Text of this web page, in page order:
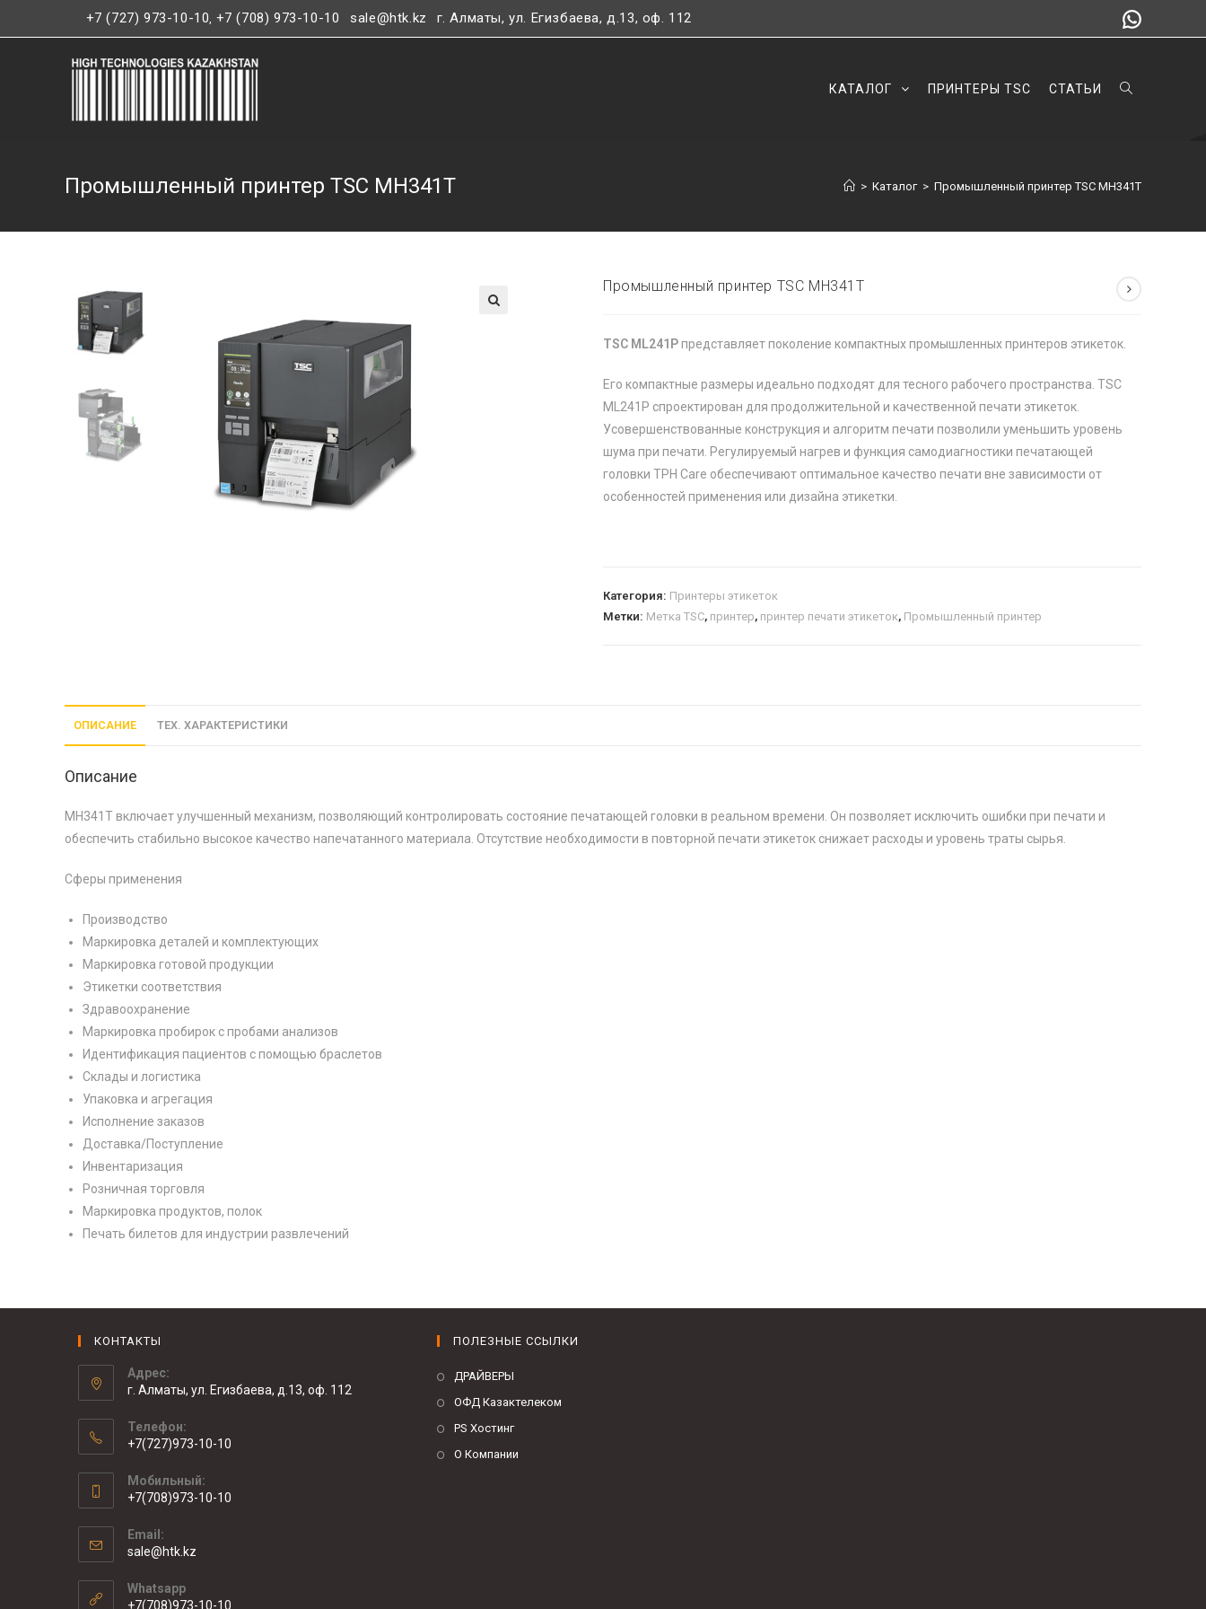
+7 (727) 973-10-10, +7 (708) 973-10-10 sale@htk.kz г. Алматы, ул. Егизбаева, д.13, оф. 112
КАТАЛОГ ПРИНТЕРЫ TSC СТАТЬИ
Промышленный принтер TSC MH341T > Каталог > Промышленный принтер TSC MH341T
Промышленный принтер TSC MH341T
TSC ML241Pпредставляет поколение компактных промышленных принтеров этикеток.
Его компактные размеры идеально подходят для тесного рабочего пространства. TSC
ML241P спроектирован для продолжительной и качественной печати этикеток.
Усовершенствованные конструкция и алгоритм печати позволили уменьшить уровень
шума при печати. Регулируемый нагрев и функция самодиагностики печатающей
головки TPH Care обеспечивают оптимальное качество печати вне зависимости от
особенностей применения или дизайна этикетки.
Категория: Принтеры этикеток
Метки: Метка TSC, принтер, принтер печати этикеток, Промышленный принтер
ОПИСАНИЕ ТЕХ. ХАРАКТЕРИСТИКИ
Описание
MH341T включает улучшенный механизм, позволяющий контролировать состояние печатающей головки в реальном времени. Он позволяет исключить ошибки при печати и
обеспечить стабильно высокое качество напечатанного материала. Отсутствие необходимости в повторной печати этикеток снижает расходы и уровень траты сырья.
Сферы применения
Производство
Маркировка деталей и комплектующих
Маркировка готовой продукции
Этикетки соответствия
Здравоохранение
Маркировка пробирок с пробами анализов
Идентификация пациентов с помощью браслетов
Склады и логистика
Упаковка и агрегация
Исполнение заказов
Доставка/Поступление
Инвентаризация
Розничная торговля
Маркировка продуктов, полок
Печать билетов для индустрии развлечений
КОНТАКТЫ
Адрес:
г. Алматы, ул. Егизбаева, д.13, оф. 112
Телефон:
+7(727)973-10-10
Мобильный:
+7(708)973-10-10
Email:
sale@htk.kz
Whatsapp
+7(708)973-10-10
ПОЛЕЗНЫЕ ССЫЛКИ
ДРАЙВЕРЫ
ОФД Казактелеком
PS Хостинг
О Компании